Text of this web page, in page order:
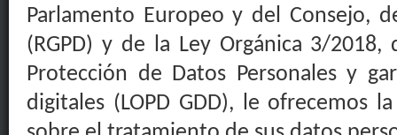
Parlamento Europeo y del Consejo,
(RGPD) y de la Ley Orgánica 3/
Protección de Datos Personales y
digitales (LOPD GDD), le ofrecemos